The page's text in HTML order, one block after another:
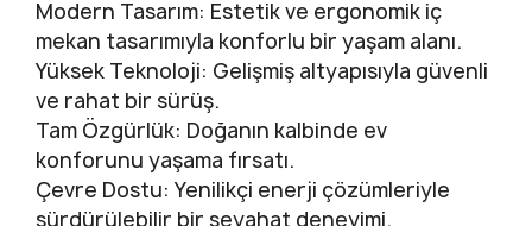
Modern Tasarım: Estetik ve ergonomik iç
mekan tasarımıyla konforlu bir yaşam alanı.
Yüksek Teknoloji: Gelişmiş altyapısıyla güvenli
ve rahat bir sürüş.
Tam Özgürlük: Doğanın kalbinde ev
konforunu yaşama fırsatı.
Çevre Dostu: Yenilikçi enerji çözümleriyle
sürdürülebilir bir seyahat deneyimi.